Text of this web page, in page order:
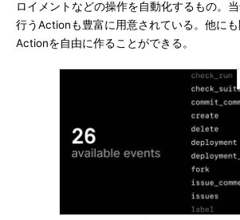
ロイメントなどの操作を自動化するもの。
行うActionも豊富に用意されている。他に
Actionを自由に作ることができる。